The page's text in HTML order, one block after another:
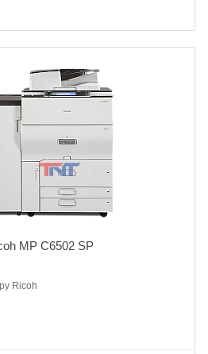
MP C6502 SP
Ricoh
số Ricoh MP C8002 SP máy cũ nhập
Photocopy màu - in mạng- Scan
80 Trang / PhútĐộ phân giải 1200 *